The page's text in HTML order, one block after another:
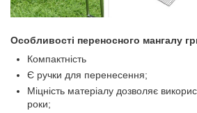
Особливості переносного мангалу
Компактність
Є ручки для перенесення;
Міцність матеріалу дозволяє
роки;